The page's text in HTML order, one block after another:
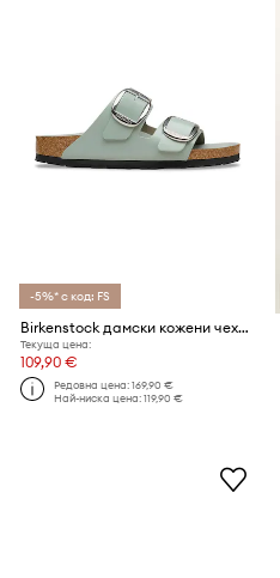
-5%* с код: FS
Birkenstock дамски кожени чехли с равна подметка Arizona Big Buckle
Текуща цена:
109,90 €
Редовна цена:169,90 €
Най-ниска цена:119,90 €